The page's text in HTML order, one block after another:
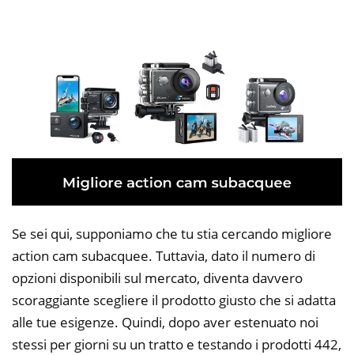
Se sei qui, supponiamo che tu stia cercando migliore
action cam subacquee. Tuttavia, dato il numero di
opzioni disponibili sul mercato, diventa davvero
scoraggiante scegliere il prodotto giusto che si adatta
alle tue esigenze. Quindi, dopo aver estenuato noi
stessi per giorni su un tratto e testando i prodotti 442,